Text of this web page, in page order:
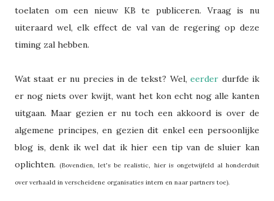
toelaten om een nieuw KB te publiceren. Vraag is nu
uiteraard wel, elk effect de val van de regering op deze
timing zal hebben.
Wat staat er nu precies in de tekst? Wel,eerder durfde ik
er nog niets over kwijt, want het kon echt nog alle kanten
uitgaan. Maar gezien er nu toch een akkoord is over de
algemene principes, en gezien dit enkel een persoonlijke
blog is, denk ik wel dat ik hier een tip van de sluier kan
oplichten.
(Bovendien, let's be realistic, hier is ongetwijfeld al honderduit
over verhaald in verscheidene organisaties intern en naar partners toe).